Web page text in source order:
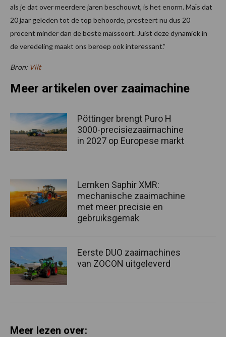
als je dat over meerdere jaren beschouwt, is het enorm. Maïs dat
20 jaar geleden tot de top behoorde, presteert nu dus 20
procent minder dan de beste maïssoort. Juist deze dynamiek in
de veredeling maakt ons beroep ook interessant.”
Bron: Vilt
Meer artikelen over zaaimachine
Pöttinger brengt Puro H
3000-precisiezaaimachine
in 2027 op Europese markt
Lemken Saphir XMR:
mechanische zaaimachine
met meer precisie en
gebruiksgemak
Eerste DUO zaaimachines
van ZOCON uitgeleverd
Meer lezen over: